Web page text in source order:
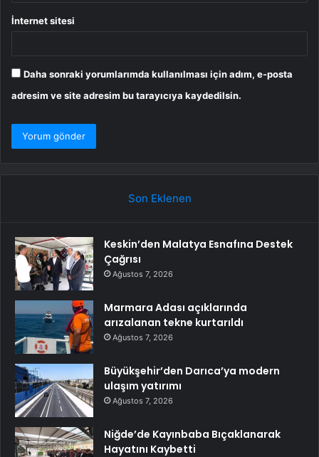
İnternet sitesi
Daha sonraki yorumlarımda kullanılması için adım, e-posta
adresim ve site adresim bu tarayıcıya kaydedilsin.
Son Eklenen
Keskin’den Malatya Esnafına Destek
Çağrısı
Ağustos 7, 2026
Marmara Adası açıklarında
arızalanan tekne kurtarıldı
Ağustos 7, 2026
Büyükşehir’den Darıca’ya modern
ulaşım yatırımı
Ağustos 7, 2026
Niğde’de Kayınbaba Bıçaklanarak
Hayatını Kaybetti